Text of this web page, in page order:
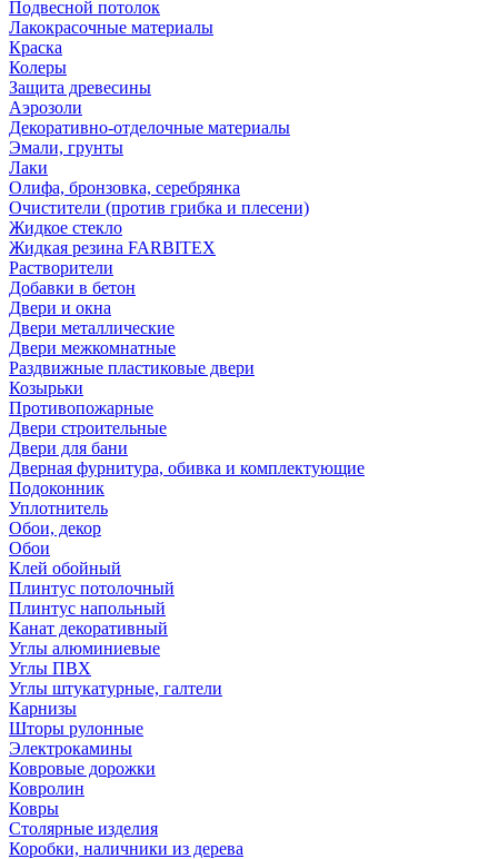
Подвесной потолок
Лакокрасочные материалы
Краска
Колеры
Защита древесины
Аэрозоли
Декоративно-отделочные материалы
Эмали, грунты
Лаки
Олифа, бронзовка, серебрянка
Очистители (против грибка и плесени)
Жидкое стекло
Жидкая резина FARBITEX
Растворители
Добавки в бетон
Двери и окна
Двери металлические
Двери межкомнатные
Раздвижные пластиковые двери
Козырьки
Противопожарные
Двери строительные
Двери для бани
Дверная фурнитура, обивка и комплектующие
Подоконник
Уплотнитель
Обои, декор
Обои
Клей обойный
Плинтус потолочный
Плинтус напольный
Канат декоративный
Углы алюминиевые
Углы ПВХ
Углы штукатурные, галтели
Карнизы
Шторы рулонные
Электрокамины
Ковровые дорожки
Ковролин
Ковры
Столярные изделия
Коробки, наличники из дерева